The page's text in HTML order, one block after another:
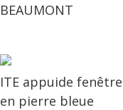
BEAUMONT
ITE appuide fenêtre
en pierre bleue